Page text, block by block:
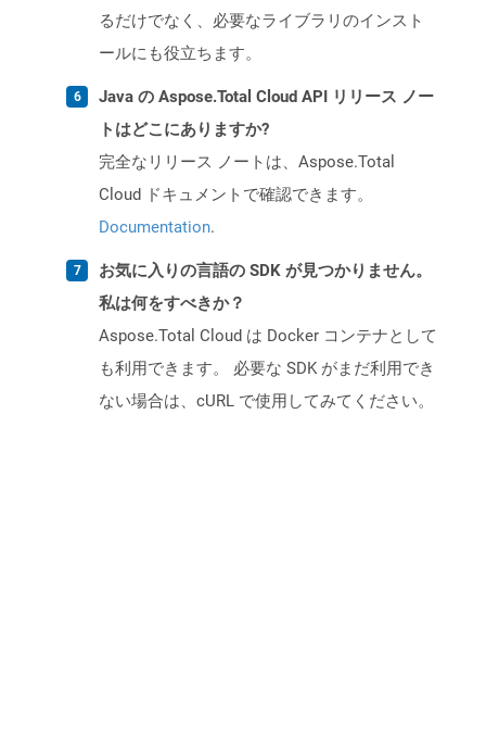
るだけでなく、必要なライブラリのインスト
ールにも役立ちます。
Java の Aspose.Total Cloud API リリース ノー
トはどこにありますか?
完全なリリース ノートは、Aspose.Total
Cloud ドキュメントで確認できます。
Documentation.
お気に入りの言語の SDK が見つかりません。
私は何をすべきか？
Aspose.Total Cloud は Docker コンテナとして
も利用できます。 必要な SDK がまだ利用でき
ない場合は、cURL で使用してみてください。